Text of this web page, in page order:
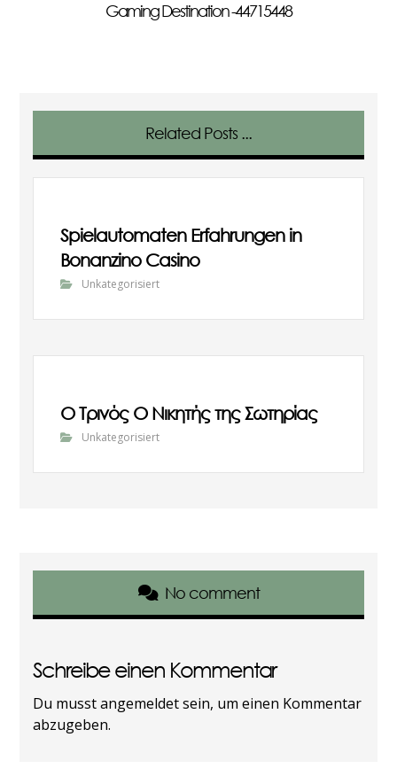
Gaming Destination -44715448
Related Posts ...
Spielautomaten Erfahrungen in
Bonanzino Casino
Unkategorisiert
Ο Τρινός Ο Νικητής της Σωτηρίας
Unkategorisiert
No comment
Schreibe einen Kommentar
Du musstangemeldetsein, um einen Kommentar
abzugeben.